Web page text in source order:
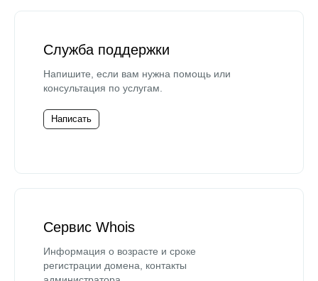
Служба поддержки
Напишите, если вам нужна помощь или
консультация по услугам.
Написать
Сервис Whois
Информация о возрасте и сроке
регистрации домена, контакты